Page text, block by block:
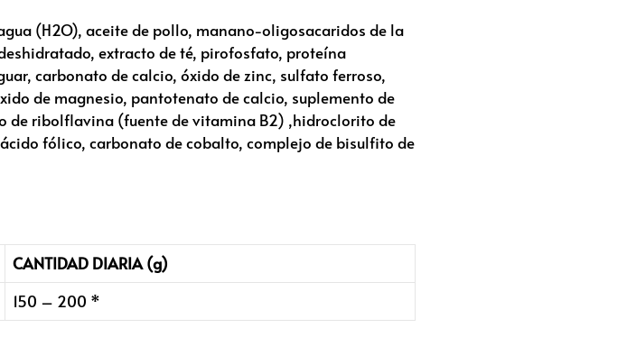
(H2O), aceite de pollo, manano-oligosacaridos de la
extracto de té, pirofosfato, proteína
carbonato de calcio, óxido de zinc, sulfato ferroso,
de magnesio, pantotenato de calcio, suplemento de
de ribolflavina (fuente de vitamina B2) ,hidroclorito de
fólico, carbonato de cobalto, complejo de bisulfito de
CANTIDAD DIARIA (g)
150 – 200 *